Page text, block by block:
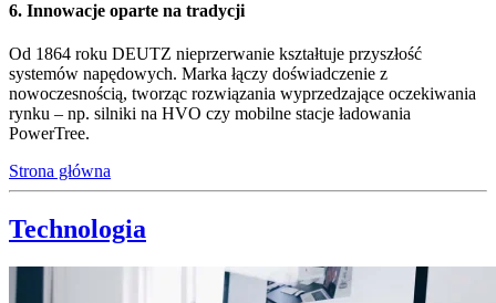
6. Innowacje oparte na tradycji
Od 1864 roku DEUTZ nieprzerwanie kształtuje przyszłość
systemów napędowych. Marka łączy doświadczenie z
nowoczesnością, tworząc rozwiązania wyprzedzające oczekiwania
rynku – np. silniki na HVO czy mobilne stacje ładowania
PowerTree.
Strona główna
Technologia